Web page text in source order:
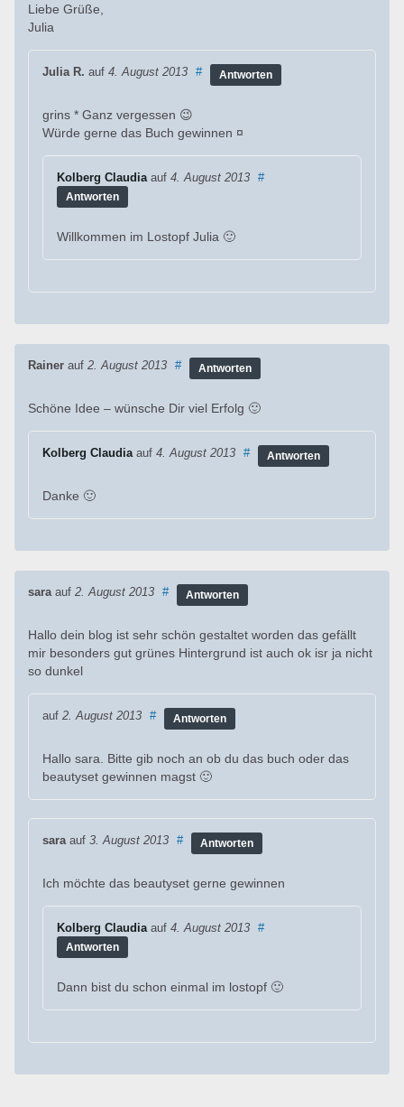
Liebe Grüße,
Julia
Julia R. auf 4. August 2013 # Antworten
grins * Ganz vergessen 😉
Würde gerne das Buch gewinnen ¤
Kolberg Claudiaauf 4. August 2013
#
Antworten
Willkommen im Lostopf Julia 🙂
Rainer auf 2. August 2013 # Antworten
Schöne Idee – wünsche Dir viel Erfolg 🙂
Kolberg Claudiaauf 4. August 2013 # Antworten
Danke 🙂
saraauf 2. August 2013 # Antworten
Hallo dein blog ist sehr schön gestaltet worden das gefällt
mir besonders gut grünes Hintergrund ist auch ok isr ja nicht
so dunkel
auf 2. August 2013 # Antworten
Hallo sara. Bitte gib noch an ob du das buch oder das
beautyset gewinnen magst 🙂
saraauf 3. August 2013 # Antworten
Ich möchte das beautyset gerne gewinnen
Kolberg Claudiaauf 4. August 2013
#
Antworten
Dann bist du schon einmal im lostopf 🙂